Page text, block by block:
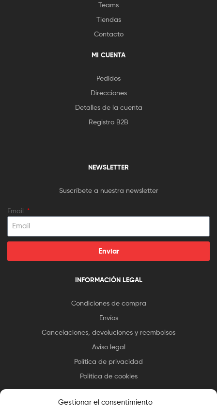
Gestionar el consentimiento
Teams
Tiendas
Contacto
MI CUENTA
Pedidos
Direcciones
Detalles de la cuenta
Registro B2B
NEWSLETTER
Suscríbete a nuestra newsletter
Email
Enviar
INFORMACIÓN LEGAL
Condiciones de compra
Envíos
Cancelaciones, devoluciones y reembolsos
Aviso legal
Política de privacidad
Política de cookies